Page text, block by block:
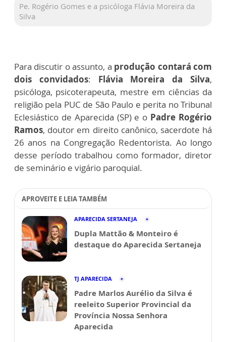
Pe. Rogério Gomes e a psicóloga Flávia Moreira da
Silva
Para discutir o assunto, a produção contará com
dois convidados: Flávia Moreira da Silva,
psicóloga, psicoterapeuta, mestre em ciências da
religião pela PUC de São Paulo e perita no Tribunal
Eclesiástico de Aparecida (SP) e o Padre Rogério
Ramos, doutor em direito canônico, sacerdote há
26 anos na Congregação Redentorista. Ao longo
desse período trabalhou como formador, diretor
de seminário e vigário paroquial.
APROVEITE E LEIA TAMBÉM
APARECIDA SERTANEJA
Dupla Mattão & Monteiro é
destaque do Aparecida Sertaneja
TJ APARECIDA
Padre Marlos Aurélio da Silva é
reeleito Superior Provincial da
Província Nossa Senhora
Aparecida